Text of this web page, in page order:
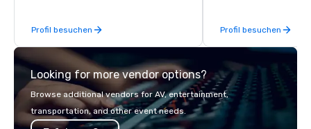
Profil besuchen
direct line of
unparalleled
Profil besuchen
Looking for more vendor options?
Browse additional vendors for AV, entertainment,
transportation, and other event needs.